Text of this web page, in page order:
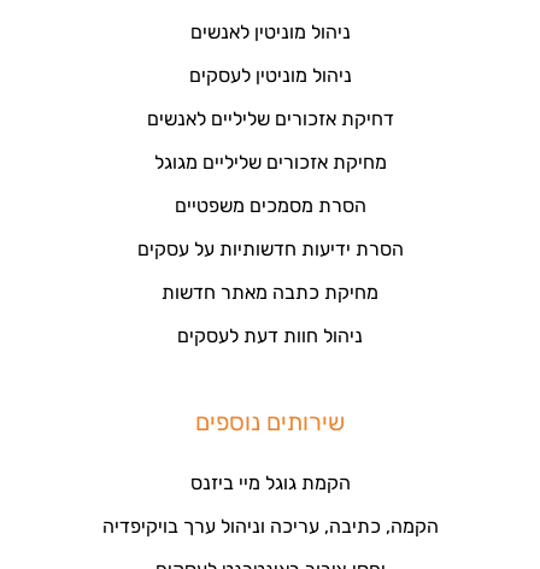
ניהול מוניטין לאנשים
ניהול מוניטין לעסקים
דחיקת אזכורים שליליים לאנשים
מחיקת אזכורים שליליים מגוגל
הסרת מסמכים משפטיים
הסרת ידיעות חדשותיות על עסקים
מחיקת כתבה מאתר חדשות
ניהול חוות דעת לעסקים
שירותים נוספים
הקמת גוגל מיי ביזנס
הקמה, כתיבה, עריכה וניהול ערך בויקיפדיה